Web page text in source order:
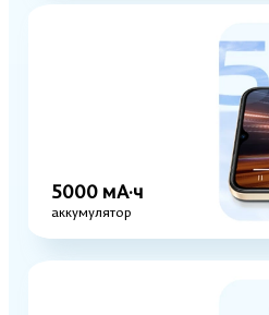
5000 мА·ч
аккумулятор